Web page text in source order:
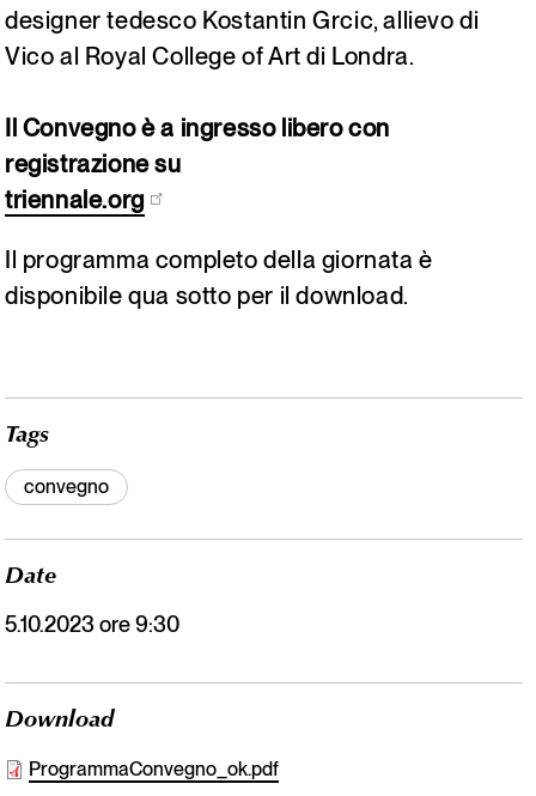
designer tedesco Kostantin Grcic, allievo di
Vico al Royal College of Art di Londra.
Il Convegno è a ingresso libero con
registrazione su
triennale.org
Il programma completo della giornata è
disponibile qua sotto per il download.
Tags
convegno
Date
5.10.2023 ore 9:30
Download
ProgrammaConvegno_ok.pdf